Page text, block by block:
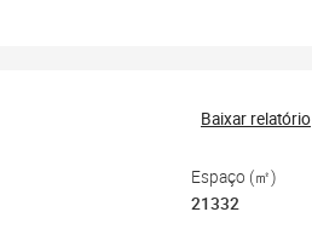
Baixar relatório
Espaço (㎡)
21332